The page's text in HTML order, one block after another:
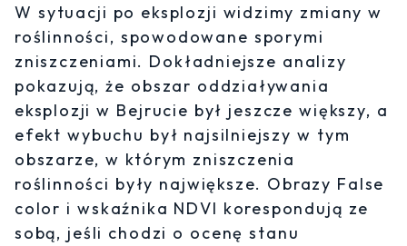
W sytuacji po eksplozji widzimy zmiany w
roślinności, spowodowane sporymi
zniszczeniami. Dokładniejsze analizy
pokazują, że obszar oddziaływania
eksplozji w Bejrucie był jeszcze większy, a
efekt wybuchu był najsilniejszy w tym
obszarze, w którym zniszczenia
roślinności były największe. Obrazy False
color i wskaźnika NDVI korespondują ze
sobą, jeśli chodzi o ocenę stanu